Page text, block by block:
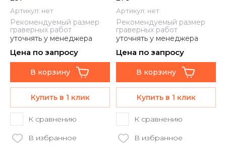
Артикул: нет
Рекомендуемый размер
граверных работ
уточнять у менеджера
Цена по запросу
В корзину
Купить в 1 клик
К сравнению
В избранное
Артикул: нет
Рекомендуемый размер
граверных работ
уточнять у менеджера
Цена по запросу
В корзину
Купить в 1 клик
К сравнению
В избранное